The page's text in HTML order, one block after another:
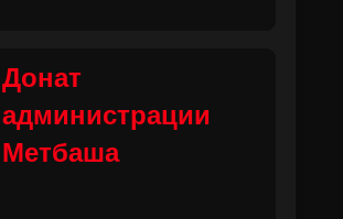
Донат
администрации
Метбаша